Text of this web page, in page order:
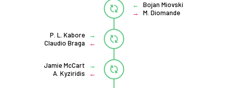
Bojan Miovski
M. Diomande
P. L. Kabore
Claudio Braga
Jamie McCart
A. Kyziridis